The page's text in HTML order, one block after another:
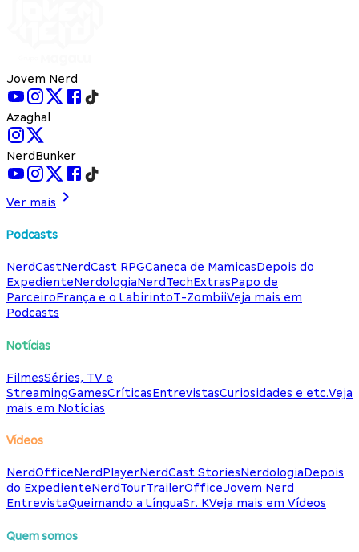
Jovem Nerd
Azaghal
NerdBunker
Ver mais
Podcasts
NerdCastNerdCast RPGCaneca de MamicasDepois do
ExpedienteNerdologiaNerdTechExtrasPapo de
ParceiroFrança e o LabirintoT-ZombiiVeja mais em
Podcasts
Notícias
FilmesSéries, TV e
StreamingGamesCríticasEntrevistasCuriosidades e etc.Veja
mais em Notícias
Vídeos
NerdOfficeNerdPlayerNerdCast StoriesNerdologiaDepois
do ExpedienteNerdTourTrailerOfficeJovem Nerd
EntrevistaQueimando a LínguaSr. KVeja mais em Vídeos
Quem somos